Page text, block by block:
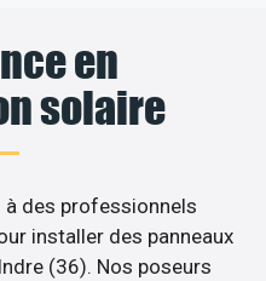
en
solaire
des professionnels
installer des panneaux
(36). Nos poseurs